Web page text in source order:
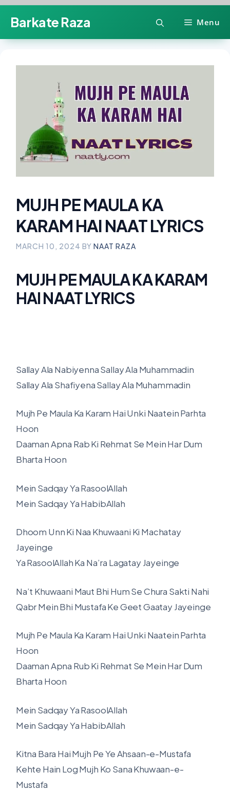
content
Barkate Raza Menu
MUJH PE MAULA KA
KARAM HAI NAAT LYRICS
MARCH 10, 2024 BY NAAT RAZA
MUJH PE MAULA KA KARAM
HAI NAAT LYRICS
Sallay Ala Nabiyenna Sallay Ala Muhammadin
Sallay Ala Shafiyena Sallay Ala Muhammadin
Mujh Pe Maula Ka Karam Hai Unki Naatein Parhta
Hoon
Daaman Apna Rab Ki Rehmat Se Mein Har Dum
Bharta Hoon
Mein Sadqay Ya RasoolAllah
Mein Sadqay Ya HabibAllah
Dhoom Unn Ki Naa Khuwaani Ki Machatay
Jayeinge
Ya RasoolAllah Ka Na’ra Lagatay Jayeinge
Na’t Khuwaani Maut Bhi Hum Se Chura Sakti Nahi
Qabr Mein Bhi Mustafa Ke Geet Gaatay Jayeinge
Mujh Pe Maula Ka Karam Hai Unki Naatein Parhta
Hoon
Daaman Apna Rub Ki Rehmat Se Mein Har Dum
Bharta Hoon
Mein Sadqay Ya RasoolAllah
Mein Sadqay Ya HabibAllah
Kitna Bara Hai Mujh Pe Ye Ahsaan-e-Mustafa
Kehte Hain Log Mujh Ko Sana Khuwaan-e-
Mustafa